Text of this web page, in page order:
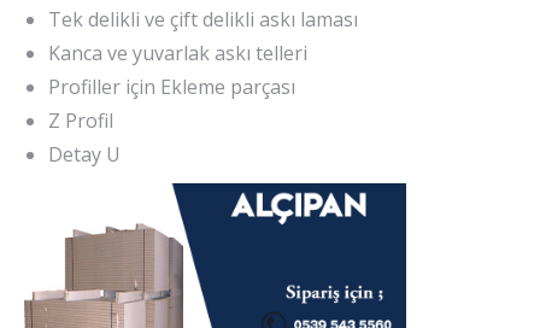
Tek delikli ve çift delikli askı laması
Kanca ve yuvarlak askı telleri
Profiller için Ekleme parçası
Z Profil
Detay U